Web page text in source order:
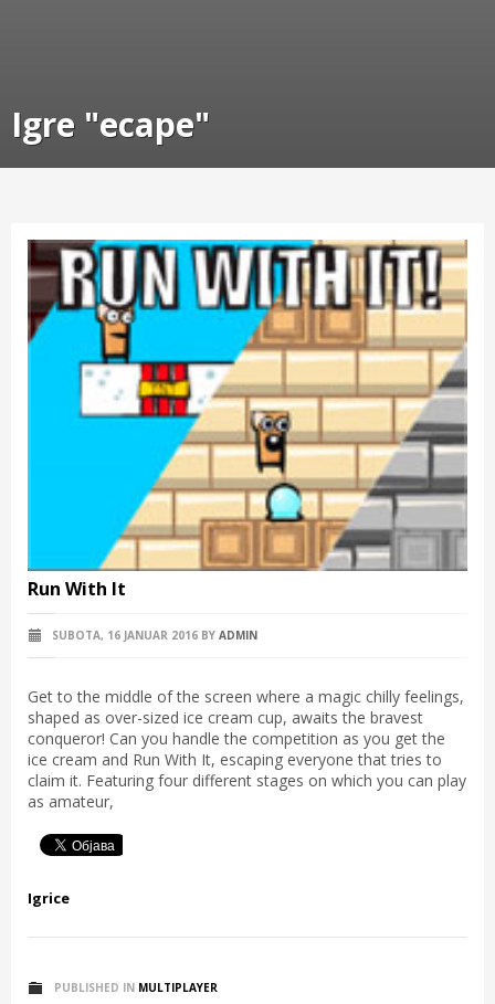
Igre "ecape"
Run With It
SUBOTA, 16 JANUAR 2016 BY ADMIN
Get to the middle of the screen where a magic chilly feelings,
shaped as over-sized ice cream cup, awaits the bravest
conqueror! Can you handle the competition as you get the
ice cream and Run With It, escaping everyone that tries to
claim it. Featuring four different stages on which you can play
as amateur,
Igrice
PUBLISHED IN MULTIPLAYER